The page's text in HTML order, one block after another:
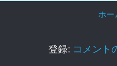
ホー
登録: コメント